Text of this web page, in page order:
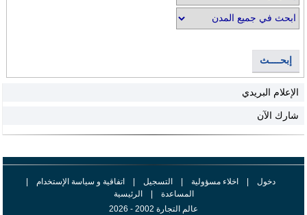
إبحــــث
الإعلام البريدي
شارك الآن
دخول اخلاء مسؤولية التسجيل اتفاقية و سياسة الإستخدام
المساعدة
الرئيسية
عالم التجارة 2002 - 2026